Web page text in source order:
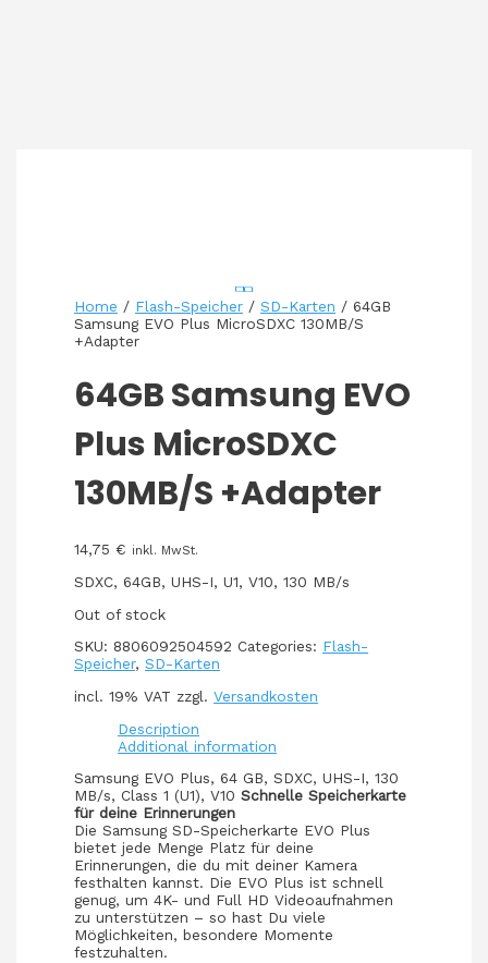
Home / Flash-Speicher /SD-Karten / 64GB
Samsung EVO Plus MicroSDXC 130MB/S
+Adapter
64GB Samsung EVO
Plus MicroSDXC
130MB/S +Adapter
14,75€ inkl. MwSt.
SDXC, 64GB, UHS-I, U1, V10, 130 MB/s
Out of stock
SKU: 8806092504592 Categories: Flash-
Speicher,SD-Karten
incl. 19% VAT zzgl.Versandkosten
Description
Additional information
Samsung EVO Plus, 64 GB, SDXC, UHS-I, 130
MB/s, Class 1 (U1), V10Schnelle Speicherkarte
für deine Erinnerungen
Die Samsung SD-Speicherkarte EVO Plus
bietet jede Menge Platz für deine
Erinnerungen, die du mit deiner Kamera
festhalten kannst. Die EVO Plus ist schnell
genug, um 4K- und Full HD Videoaufnahmen
zu unterstützen – so hast Du viele
Möglichkeiten, besondere Momente
festzuhalten.